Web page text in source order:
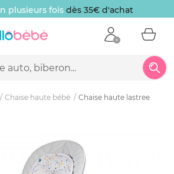
plusieurs fois dès 35€ d'achat
Chaise haute bébé Chaise haute lastree